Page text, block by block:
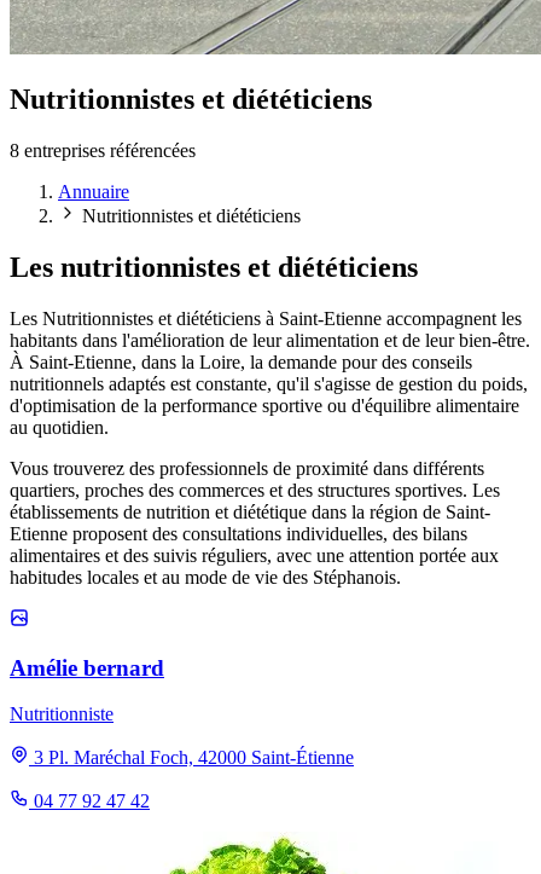
Nutritionnistes et diététiciens
8 entreprises référencées
Annuaire
Nutritionnistes et diététiciens
Les nutritionnistes et diététiciens
Les Nutritionnistes et diététiciens à Saint-Etienne accompagnent les
habitants dans l'amélioration de leur alimentation et de leur bien-être.
À Saint-Etienne, dans la Loire, la demande pour des conseils
nutritionnels adaptés est constante, qu'il s'agisse de gestion du poids,
d'optimisation de la performance sportive ou d'équilibre alimentaire
au quotidien.
Vous trouverez des professionnels de proximité dans différents
quartiers, proches des commerces et des structures sportives. Les
établissements de nutrition et diététique dans la région de Saint-
Etienne proposent des consultations individuelles, des bilans
alimentaires et des suivis réguliers, avec une attention portée aux
habitudes locales et au mode de vie des Stéphanois.
Amélie bernard
Nutritionniste
3 Pl. Maréchal Foch, 42000 Saint-Étienne
04 77 92 47 42